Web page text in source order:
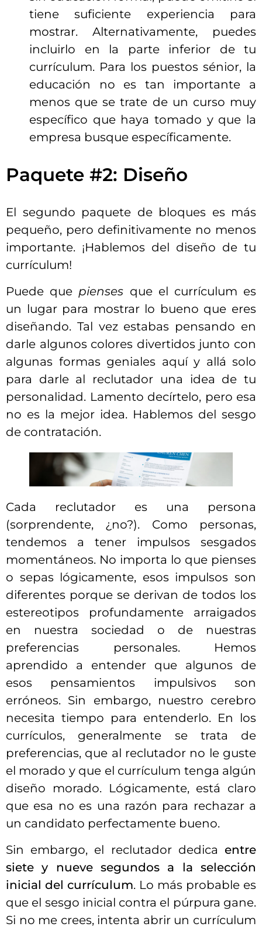
tiene suficiente experiencia para
mostrar. Alternativamente, puedes
incluirlo en la parte inferior de tu
currículum. Para los puestos sénior, la
educación no es tan importante a
menos que se trate de un curso muy
específico que haya tomado y que la
empresa busque específicamente.
Paquete #2: Diseño
El segundo paquete de bloques es más
pequeño, pero definitivamente no menos
importante. ¡Hablemos del diseño de tu
currículum!
Puede que pienses que el currículum es
un lugar para mostrar lo bueno que eres
diseñando. Tal vez estabas pensando en
darle algunos colores divertidos junto con
algunas formas geniales aquí y allá solo
para darle al reclutador una idea de tu
personalidad. Lamento decírtelo, pero esa
no es la mejor idea. Hablemos del sesgo
de contratación.
Cada reclutador es una persona
(sorprendente, ¿no?). Como personas,
tendemos a tener impulsos sesgados
momentáneos. No importa lo que pienses
o sepas lógicamente, esos impulsos son
diferentes porque se derivan de todos los
estereotipos profundamente arraigados
en nuestra sociedad o de nuestras
preferencias personales. Hemos
aprendido a entender que algunos de
esos pensamientos impulsivos son
erróneos. Sin embargo, nuestro cerebro
necesita tiempo para entenderlo. En los
currículos, generalmente se trata de
preferencias, que al reclutador no le guste
el morado y que el currículum tenga algún
diseño morado. Lógicamente, está claro
que esa no es una razón para rechazar a
un candidato perfectamente bueno.
Sin embargo, el reclutador dedica entre
siete y nueve segundos a la selección
inicial del currículum. Lo más probable es
que el sesgo inicial contra el púrpura gane.
Si no me crees, intenta abrir un currículum